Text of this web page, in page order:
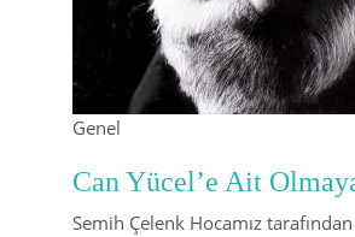
Genel
Can Yücel’e Ait
Semih Çelenk Hocamız